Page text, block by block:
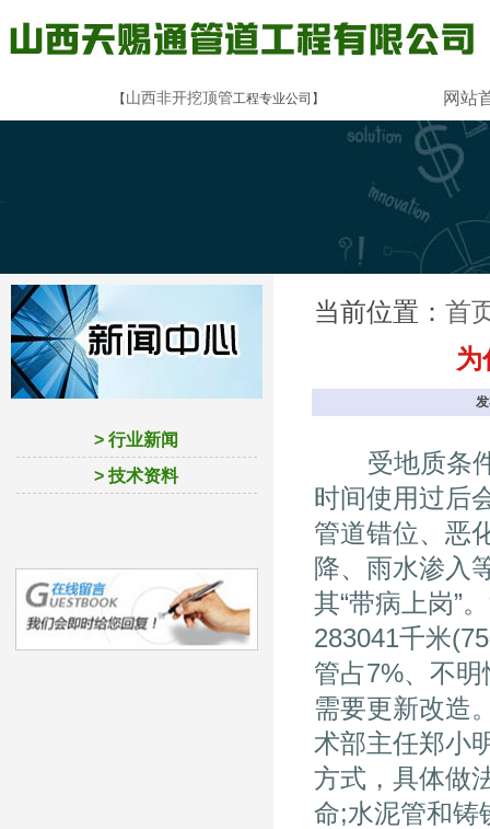
【 山西非开挖顶管工程专业公司】 网站
> 行业新闻
> 技术资料
当前位置： 首
为
受地质条件
时间使用过后
管道错位、恶
降、雨水渗入
其“带病上岗”
283041千米
管占7%、不
需要更新改造
术部主任郑小
方式，具体做
命;水泥管和铸